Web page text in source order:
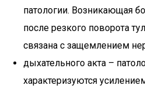
патологии. Возникающая
после резкого поворота
связана с защемлением
дыхательного акта –
характеризуются